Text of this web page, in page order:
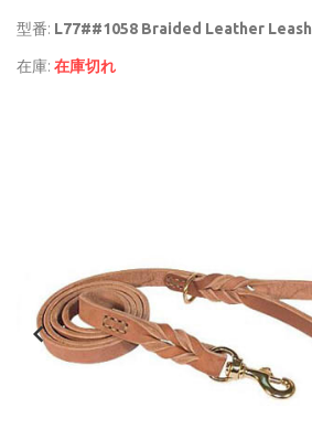
型番: L77##1058 Braided Leather Leash
在庫: 在庫切れ